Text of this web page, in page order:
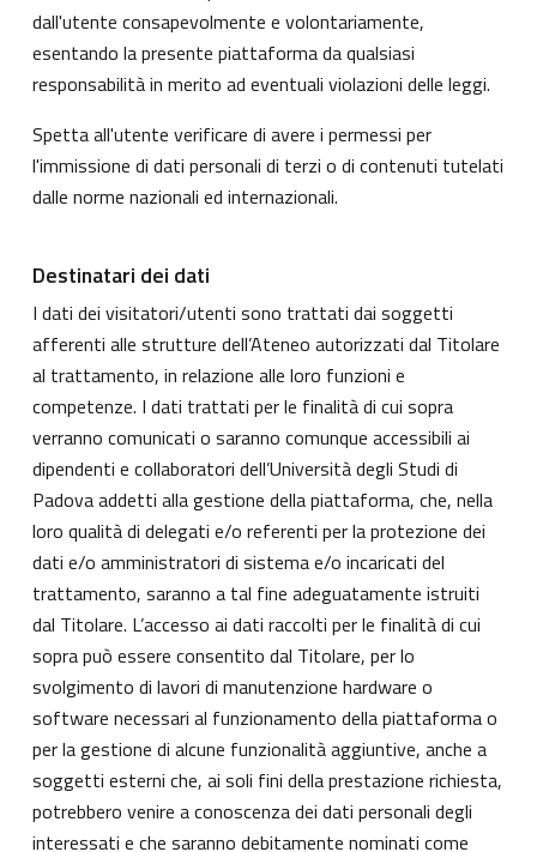
dall'utente consapevolmente e volontariamente,
esentando la presente piattaforma da qualsiasi
responsabilità in merito ad eventuali violazioni delle leggi.
Spetta all'utente verificare di avere i permessi per
l'immissione di dati personali di terzi o di contenuti tutelati
dalle norme nazionali ed internazionali.
Destinatari dei dati
I dati dei visitatori/utenti sono trattati dai soggetti
afferenti alle strutture dell’Ateneo autorizzati dal Titolare
al trattamento, in relazione alle loro funzioni e
competenze. I dati trattati per le finalità di cui sopra
verranno comunicati o saranno comunque accessibili ai
dipendenti e collaboratori dell’Università degli Studi di
Padova addetti alla gestione della piattaforma, che, nella
loro qualità di delegati e/o referenti per la protezione dei
dati e/o amministratori di sistema e/o incaricati del
trattamento, saranno a tal fine adeguatamente istruiti
dal Titolare. L’accesso ai dati raccolti per le finalità di cui
sopra può essere consentito dal Titolare, per lo
svolgimento di lavori di manutenzione hardware o
software necessari al funzionamento della piattaforma o
per la gestione di alcune funzionalità aggiuntive, anche a
soggetti esterni che, ai soli fini della prestazione richiesta,
potrebbero venire a conoscenza dei dati personali degli
interessati e che saranno debitamente nominati come